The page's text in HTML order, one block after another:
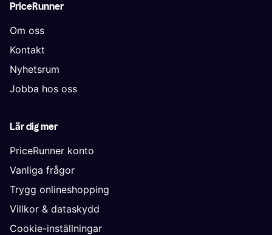
PriceRunner
Om oss
Kontakt
Nyhetsrum
Jobba hos oss
Lär dig mer
PriceRunner konto
Vanliga frågor
Trygg onlineshopping
Villkor & dataskydd
Cookie-inställningar